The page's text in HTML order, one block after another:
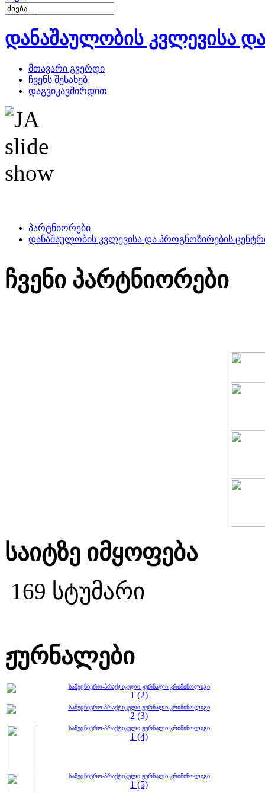
დანაშაულობის კვლევისა
მთავარი გვერდი
ჩვენს შესახებ
დაგვიკავშირდით
პარტნიორები
დანაშაულობის კვლევისა და პროგნოზირების
ჩვენი პარტნიორები
საიტზე იმყოფება
169 სტუმარი
ჟურნალები
სამეცნიერო-პრაქტიკული ჟურნალი კრიმინოლიგი
1 (2)
სამეცნიერო-პრაქტიკული ჟურნალი კრიმინოლიგი
2 (3)
სამეცნიერო-პრაქტიკული ჟურნალი კრიმინოლიგი
1 (4)
სამეცნიერო-პრაქტიკული ჟურნალი კრიმინოლიგი
1 (5)